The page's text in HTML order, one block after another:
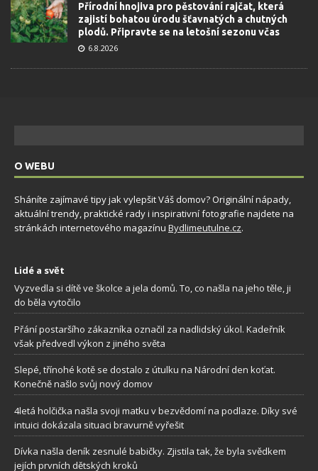
Přírodní hnojiva pro pěstování rajčat, která
zajistí bohatou úrodu šťavnatých a chutných
plodů. Připravte se na letošní sezonu včas
6.8.2026
O WEBU
Sháníte zajímavé tipy jak vylepšit Váš domov? Originální nápady,
aktuální trendy, praktické rady i inspirativní fotografie najdete na
stránkách internetového magazínu Bydlimeutulne.cz.
Lidé a svět
Vyzvedla si dítě ve školce a jela domů. To, co našla na jeho těle, ji
do běla vytočilo
Přání postaršího zákazníka označil za nadlidský úkol. Kadeřník
však předvedl výkon z jiného světa
Slepé, třínohé kotě se dostalo z útulku na Národní den koťat.
Konečně našlo svůj nový domov
4letá holčička našla svoji matku v bezvědomí na podlaze. Díky své
intuici dokázala situaci bravurně vyřešit
Dívka našla deník zesnulé babičky. Zjistila tak, že byla svědkem
jejích prvních dětských kroků